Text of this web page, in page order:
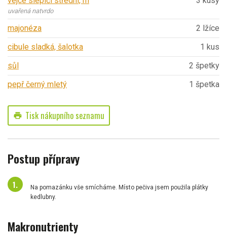
uvařená natvrdo
majonéza
2 lžíce
cibule sladká, šalotka
1 kus
sůl
2 špetky
pepř černý mletý
1 špetka
print Tisk nákupního seznamu
Postup přípravy
Na pomazánku vše smícháme. Místo pečiva jsem použila plátky
kedlubny.
Makronutrienty